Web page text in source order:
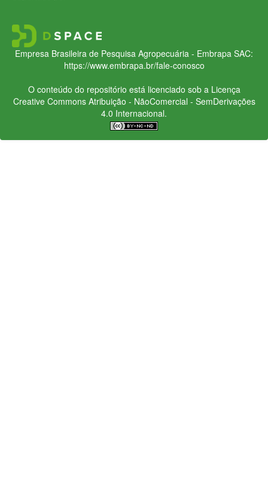
Empresa Brasileira de Pesquisa Agropecuária - Embrapa SAC:
https://www.embrapa.br/fale-conosco
O conteúdo do repositório está licenciado sob a Licença
Creative CommonsAtribuição - NãoComercial - SemDerivações
4.0 Internacional.